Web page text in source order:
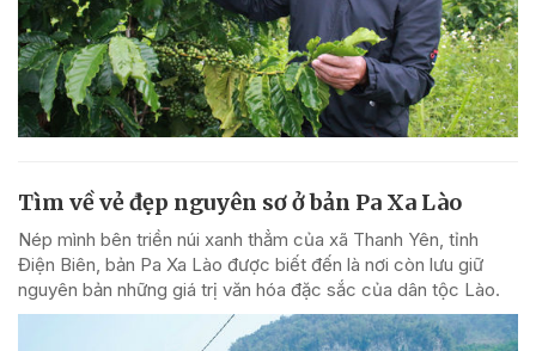
Tìm về vẻ đẹp nguyên sơ ở bản Pa Xa Lào
Nép mình bên triền núi xanh thẳm của xã Thanh Yên, tỉnh
Điện Biên, bản Pa Xa Lào được biết đến là nơi còn lưu giữ
nguyên bản những giá trị văn hóa đặc sắc của dân tộc Lào.